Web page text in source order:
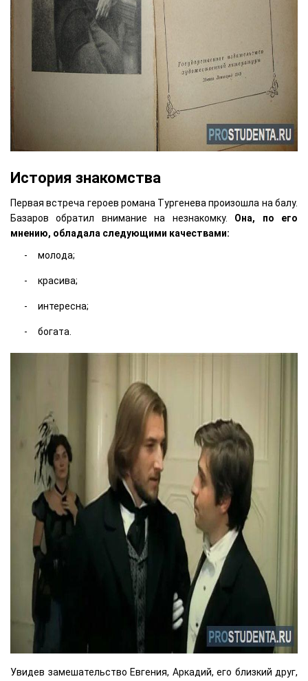
История знакомства
Первая встреча героев романа Тургенева произошла на балу.
Базаров обратил внимание на незнакомку. Она, по его
мнению, обладала следующими качествами:
молода;
красива;
интересна;
богата.
Увидев замешательство Евгения, Аркадий, его близкий друг,